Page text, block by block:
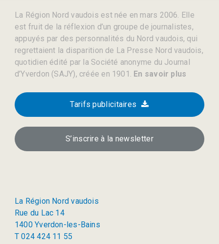
La Région Nord vaudois est née en mars 2006. Elle
est fruit de la réflexion d’un groupe de journalistes,
appuyés par des personnalités du Nord vaudois, qui
regrettaient la disparition de La Presse Nord vaudois,
quotidien édité par la Société anonyme du Journal
d’Yverdon (SAJY), créée en 1901. En savoir plus
Tarifs publicitaires
S’inscrire à la newsletter
La Région Nord vaudois
Rue du Lac 14
1400 Yverdon-les-Bains
T 024 424 11 55